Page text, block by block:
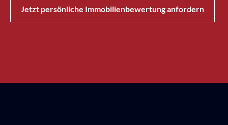
Jetzt persönliche Immobilienbewertung anfordern